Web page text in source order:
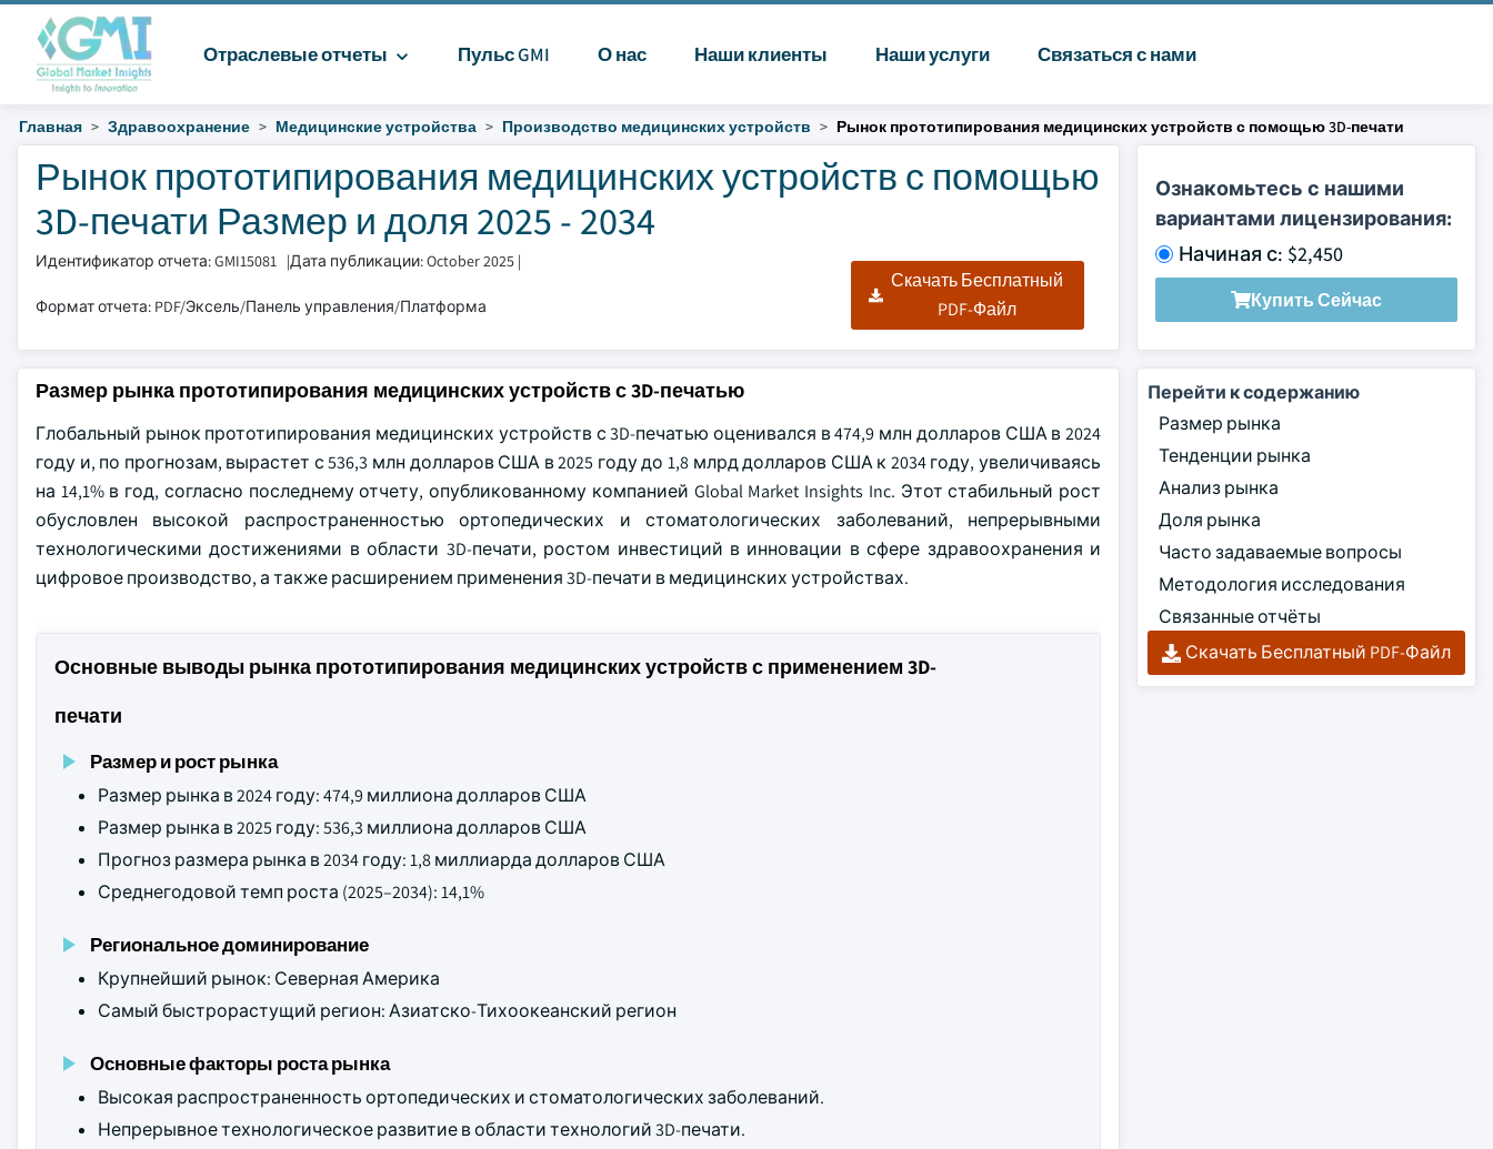
Отраслевые отчеты Пульс GMI О нас Наши клиенты Наши услуги Связаться с нами
Главная Здравоохранение Медицинские устройства Производство медицинских устройств Рынок прототипирования медицинских устройств с помощью 3D-печати
Рынок прототипирования медицинских устройств с помощью
3D-печати Размер и доля 2025 - 2034
Идентификатор отчета: GMI15081 |Дата публикации: October 2025 |
Формат отчета: PDF/Эксель/Панель управления/Платформа
Скачать Бесплатный
PDF-Файл
Ознакомьтесь с нашими
вариантами лицензирования:
Начиная с: $2,450
Купить Сейчас
Размер рынка прототипирования медицинских устройств с 3D-печатью
Глобальный рынок прототипирования медицинских устройств с 3D-печатью оценивался в 474,9 млн долларов США в 2024
году и, по прогнозам, вырастет с 536,3 млн долларов США в 2025 году до 1,8 млрд долларов США к 2034 году, увеличиваясь
на 14,1% в год, согласно последнему отчету, опубликованному компанией Global Market Insights Inc. Этот стабильный рост
обусловлен высокой распространенностью ортопедических и стоматологических заболеваний, непрерывными
технологическими достижениями в области 3D-печати, ростом инвестиций в инновации в сфере здравоохранения и
цифровое производство, а также расширением применения 3D-печати в медицинских устройствах.
Основные выводы рынка прототипирования медицинских устройств с применением 3D-
печати
Размер и рост рынка
Размер рынка в 2024 году: 474,9 миллиона долларов США
Размер рынка в 2025 году: 536,3 миллиона долларов США
Прогноз размера рынка в 2034 году: 1,8 миллиарда долларов США
Среднегодовой темп роста (2025–2034): 14,1%
Региональное доминирование
Крупнейший рынок: Северная Америка
Самый быстрорастущий регион: Азиатско-Тихоокеанский регион
Основные факторы роста рынка
Высокая распространенность ортопедических и стоматологических заболеваний.
Непрерывное технологическое развитие в области технологий 3D-печати.
Перейти к содержанию
Размер рынка
Тенденции рынка
Анализ рынка
Доля рынка
Часто задаваемые вопросы
Методология исследования
Связанные отчёты
Скачать Бесплатный PDF-Файл